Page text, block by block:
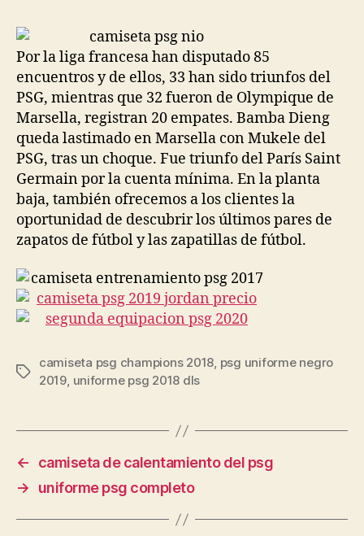
Por la liga francesa han disputado 85
encuentros y de ellos, 33 han sido triunfos del
PSG, mientras que 32 fueron de Olympique de
Marsella, registran 20 empates. Bamba Dieng
queda lastimado en Marsella con Mukele del
PSG, tras un choque. Fue triunfo del París Saint
Germain por la cuenta mínima. En la planta
baja, también ofrecemos a los clientes la
oportunidad de descubrir los últimos pares de
zapatos de fútbol y las zapatillas de fútbol.
Etiquetas
camiseta psg champions 2018, psg uniforme negro
2019, uniforme psg 2018 dls
←
camiseta de calentamiento del psg
→
uniforme psg completo